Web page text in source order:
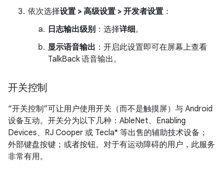
依次选择设置 > 高级设置 > 开发者设置 ：
日志输出级别 ：选择详细。
显示语音输出 ：开启此设置即可在屏幕上查看
TalkBack 语音输出。
开关控制
“开关控制”可让用户使用开关（而不是触摸屏）与 Android
设备互动。开关分为以下几种：AbleNet、Enabling
Devices、RJ Cooper 或 Tecla* 等出售的辅助技术设备；
外部键盘按键；或者按钮。对于有运动障碍的用户，此服务
非常有用。